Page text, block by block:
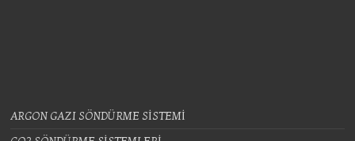
ARGON GAZI SÖNDÜRME SİSTEMİ